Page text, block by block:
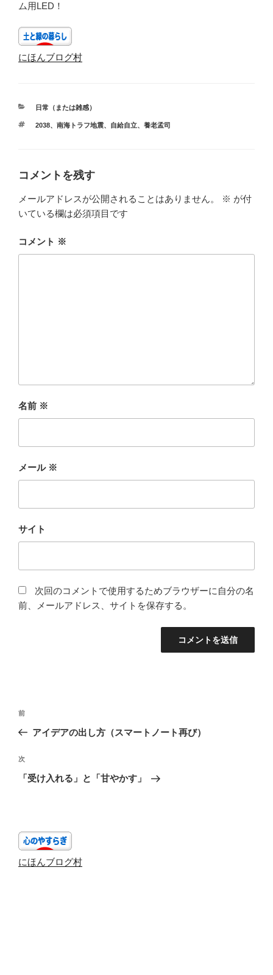
ム用LED！
にほんブログ村
カ
ゴ
日常（または雑感）
タ
2038、 南海トラフ地震、 自給自立、 養老孟司
コメントを残す
メールアドレスが公開されることはありません。 ※ が付
いている欄は必須項目です
コメント ※
名前 ※
メール ※
サイト
次回のコメントで使用するためブラウザーに自分の名
前、メールアドレス、サイトを保存する。
投
ビ
ゲ
ン
前
の
稿
前
アイデアの出し方（スマートノート再び）
次
の
次
「受け入れる」と「甘やかす」
にほんブログ村